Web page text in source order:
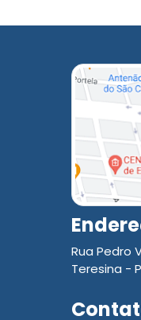
Rua Pedro
Teresina -